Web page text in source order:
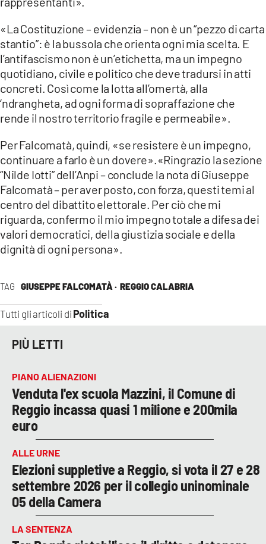
TAG GIUSEPPE FALCOMATÀ · REGGIO CALABRIA
Tutti gli articoli di Politica
«La Costituzione – evidenzia – non è un “pezzo di carta
stantio”: è la bussola che orienta ogni mia scelta. E
l’antifascismo non è un’etichetta, ma un impegno
quotidiano, civile e politico che deve tradursi in atti
concreti. Così come la lotta all’omertà, alla
‘ndrangheta, ad ogni forma di sopraffazione che
rende il nostro territorio fragile e permeabile».
Per Falcomatà, quindi, «se resistere è un impegno,
continuare a farlo è un dovere».«Ringrazio la sezione
“Nilde Iotti” dell’Anpi – conclude la nota di Giuseppe
Falcomatà – per aver posto, con forza, questi temi al
centro del dibattito elettorale. Per ciò che mi
riguarda, confermo il mio impegno totale a difesa dei
valori democratici, della giustizia sociale e della
dignità di ogni persona». ‎
PIÙ LETTI
PIANO ALIENAZIONI
Venduta l'ex scuola Mazzini, il Comune di
Reggio incassa quasi 1 milione e 200mila
euro
ALLE URNE
Elezioni suppletive a Reggio, si vota il 27 e 28
settembre 2026 per il collegio uninominale
05 della Camera
LA SENTENZA